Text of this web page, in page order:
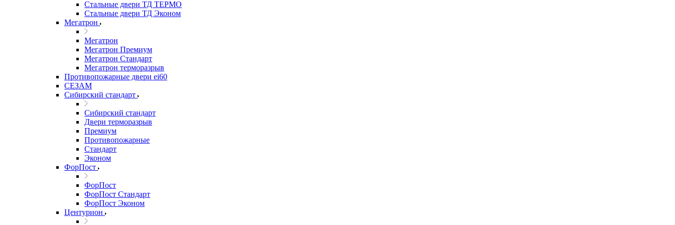
Стальные двери ТД ТЕРМО
Стальные двери ТД Эконом
Мегатрон
Мегатрон
Мегатрон Премиум
Мегатрон Стандарт
Мегатрон терморазрыв
Противопожарные двери ei60
СЕЗАМ
Сибирский стандарт
Сибирский стандарт
Двери терморазрыв
Премиум
Противопожарные
Стандарт
Эконом
ФорПост
ФорПост
ФорПост Стандарт
ФорПост Эконом
Центурион